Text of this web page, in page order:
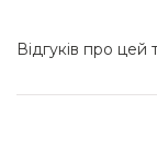
Відгуків про